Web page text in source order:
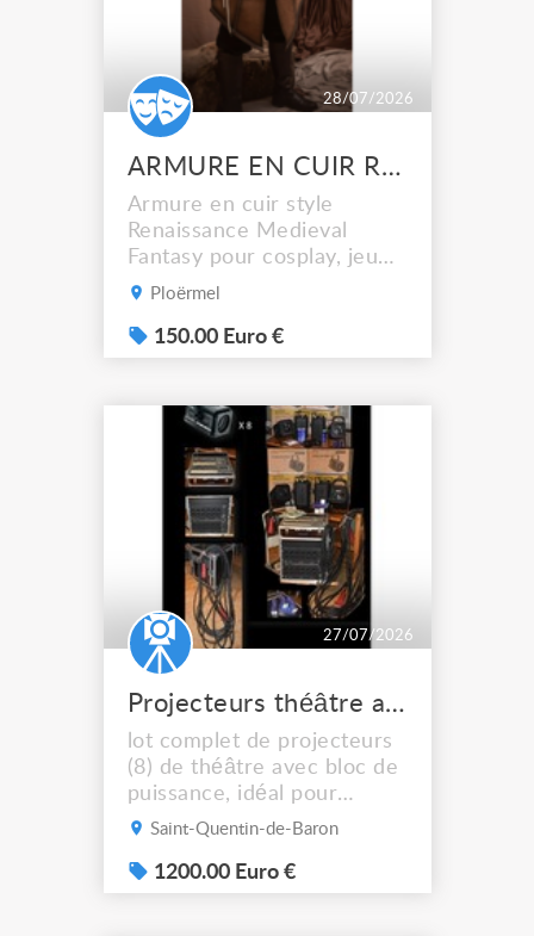
28/07/2026
ARMURE EN CUIR RENAISSANCE MEDIEVAL FANTASY
Armure en cuir style
Renaissance Medieval
Fantasy pour cosplay, jeu
GN, fêtes médiévales
etc. Idéale pour l'escrime
artistique aussi ! fabriqué
(artisan du cuir espagnol)
Elle est composée : - d'une
partie gilet-cuirasse et, - de
4 rajouts possibles à ...
Ploërmel
150.00 Euro €
27/07/2026
Projecteurs théâtre avec blocs de puissance
lot complet de projecteurs
(8) de théâtre avec bloc de
puissance, idéal pour
équiper une petite salle de
scénique, théâtre, Bon état.
8 X projecteurs théâtre
Saint-Quentin-de-Baron
1200.00 Euro €